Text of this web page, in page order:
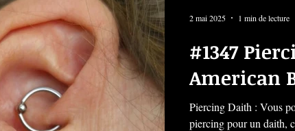
#1347
American
Piercing Daith : Vous
piercing pour un daith,
2 mai 2025 1 min de lecture